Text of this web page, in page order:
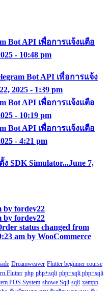
Bot API เพื่อการแจ้งแตือ
- 10:48 pm
Bot API เพื่อการแจ้ง
2025 - 1:39 pm
Bot API เพื่อการแจ้งแตือ
- 10:19 pm
Bot API เพื่อการแจ้งแตือ
- 4:21 pm
SDK Simulator...June 7,
by fordev22
by fordev22
status changed from
am by WooCommerce
Dreamweaver Flutter beginner course
Flutter php php+sqli php+sqli php+sqli
POS System showe Sqli sqli xampp